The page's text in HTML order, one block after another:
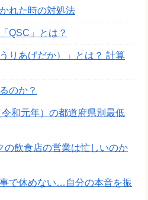
れた時の対処法
QSC」とは？
りあげだか）」とは？ 計算
のか？
令和元年）の都道府県別最低
の飲食店の営業は忙しいのか
で休めない…自分の本音を振